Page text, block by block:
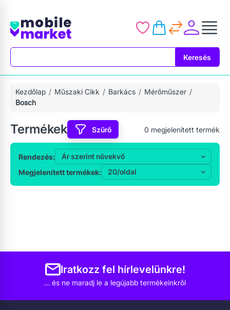
Keresés
Kezdőlap Műszaki Cikk Barkács
Mérőműszer
Bosch
Termékek Szűrő 0 megjelenített termék
Rendezés:
Megjelenített termékek:
Iratkozz fel hírlevelünkre!
… és ne maradj le a legújabb termékeinkről